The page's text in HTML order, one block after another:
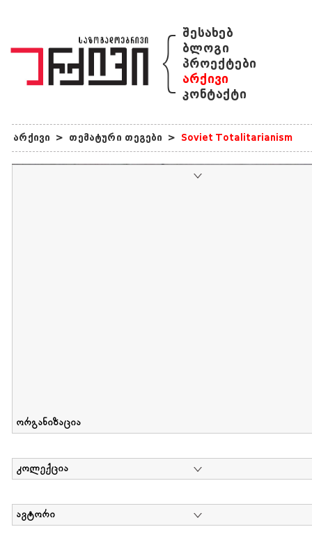
{ შესახებ
ბლოგი
პროექტები
არქივი
კონტაქტი
არქივი > თემატური თეგები > Soviet Totalitarianism
ორგანიზაცია
კოლექცია
ავტორი